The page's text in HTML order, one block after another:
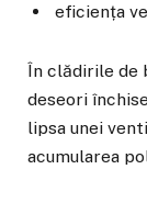
eficiența
În clădirile de
deseori
lipsa unei
acumularea